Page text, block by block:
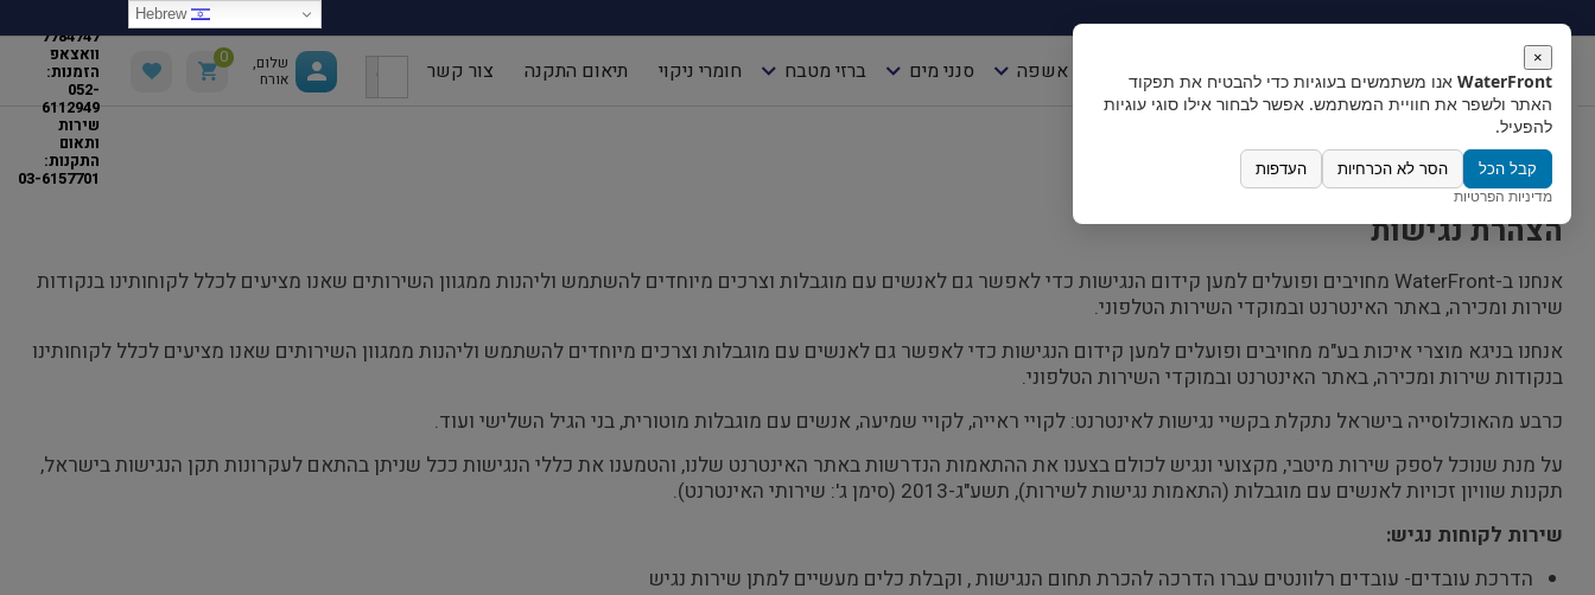
ראשי אודות מערכת מים תת כיורית טוחני אשפה סנני מים ברזי מטבח חומרי ניקוי תיאום התקנה צור קשר Search
Search Button שלום,
אורח
0
7784747
וואצאפ
הזמנות:
052-
6112949
שירות
ותאום
התקנות:
03-6157701
ראשי»הצהרת נגישות
הצהרת נגישות
אנחנו ב-WaterFront מחויבים ופועלים למען קידום הנגישות כדי לאפשר גם לאנשים עם מוגבלות וצרכים מיוחדים להשתמש וליהנות ממגוון השירותים שאנו מציעים לכלל לקוחותינו בנקודות
שירות ומכירה, באתר האינטרנט ובמוקדי השירות הטלפוני.
אנחנו בניגא מוצרי איכות בע"מ מחויבים ופועלים למען קידום הנגישות כדי לאפשר גם לאנשים עם מוגבלות וצרכים מיוחדים להשתמש וליהנות ממגוון השירותים שאנו מציעים לכלל לקוחותינו
בנקודות שירות ומכירה, באתר האינטרנט ובמוקדי השירות הטלפוני.
כרבע מהאוכלוסייה בישראל נתקלת בקשיי נגישות לאינטרנט: לקויי ראייה, לקויי שמיעה, אנשים עם מוגבלות מוטורית, בני הגיל השלישי ועוד.
על מנת שנוכל לספק שירות מיטבי, מקצועי ונגיש לכולם בצענו את ההתאמות הנדרשות באתר האינטרנט שלנו, והטמענו את כללי הנגישות ככל שניתן בהתאם לעקרונות תקן הנגישות בישראל,
תקנות שוויון זכויות לאנשים עם מוגבלות (התאמות נגישות לשירות), תשע"ג-2013 (סימן ג': שירותי האינטרנט).
שירות לקוחות נגיש:
הדרכת עובדים- עובדים רלוונטים עברו הדרכה להכרת תחום הנגישות , וקבלת כלים מעשיים למתן שירות נגיש
×
WaterFront אנו משתמשים בעוגיות כדי להבטיח את תפקוד
האתר ולשפר את חוויית המשתמש. אפשר לבחור אילו סוגי עוגיות
להפעיל.
קבל הכל הסר לא הכרחיות העדפות
מדיניות הפרטיות
Hebrew